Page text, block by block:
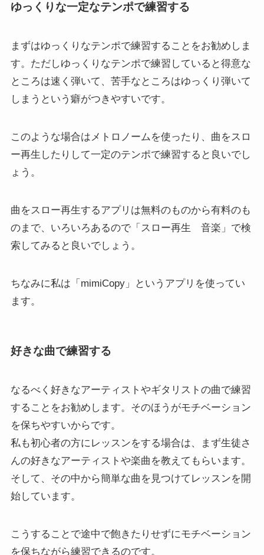
ゆっくりな一定なテンポで練習する
まずはゆっくりなテンポで練習することをお勧めしま
す。ただしゆっくりなテンポで練習していると得意な
ところは速く弾いて、苦手なところはゆっくり弾いて
しまうという癖がつきやすいです。
このような場合はメトロノームを使ったり、曲をスロ
ー再生したりして一定のテンポで練習すると良いでし
ょう。
曲をスロー再生するアプリは無料のものから有料のも
のまで、いろいろあるので「スロー再生 音楽」で検
索してみると良いでしょう。
ちなみに私は「mimiCopy」というアプリを使ってい
ます。
好きな曲で練習する
なるべく好きなアーティストやギタリストの曲で練習
することをお勧めします。そのほうがモチベーション
を保ちやすいからです。
私も初心者の方にレッスンをする場合は、まず生徒さ
んの好きなアーティストや楽曲を教えてもらいます。
そして、その中から簡単な曲を見つけてレッスンを開
始しています。
こうすることで途中で飽きたりせずにモチベーション
を保ちながら練習できるのです。